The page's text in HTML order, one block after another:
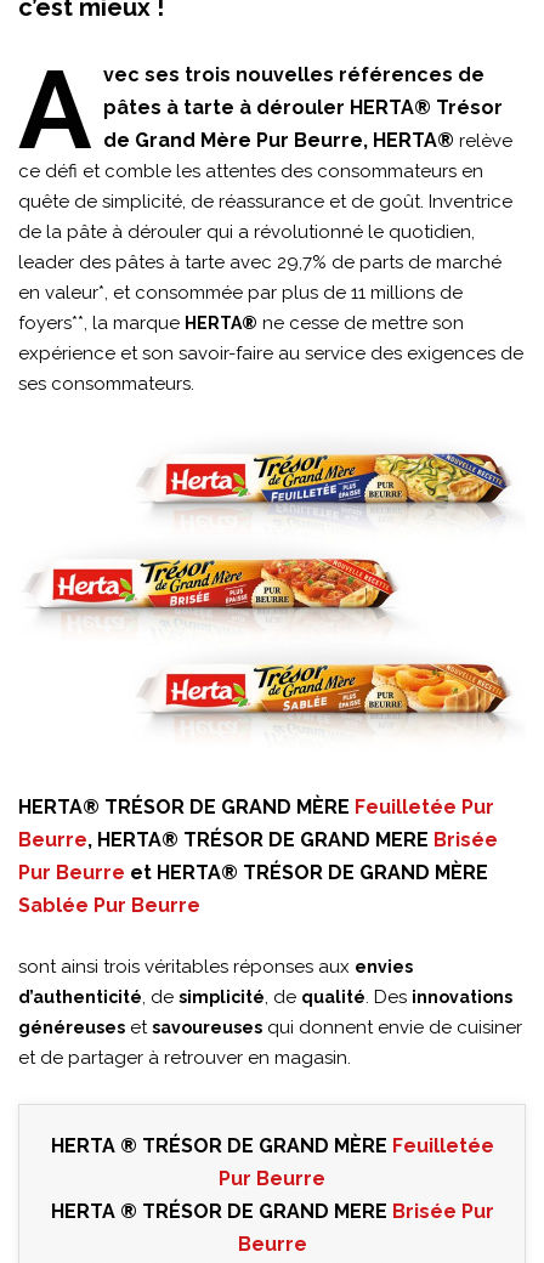
c’est mieux !
A vec ses trois nouvelles références de
pâtes à tarte à dérouler HERTA® Trésor
de Grand Mère Pur Beurre, HERTA® relève
ce défi et comble les attentes des consommateurs en
quête de simplicité, de réassurance et de goût. Inventrice
de la pâte à dérouler qui a révolutionné le quotidien,
leader des pâtes à tarte avec 29,7% de parts de marché
en valeur*, et consommée par plus de 11 millions de
foyers**, la marque HERTA® ne cesse de mettre son
expérience et son savoir-faire au service des exigences de
ses consommateurs.
HERTA® TRÉSOR DE GRAND MÈRE Feuilletée Pur
Beurre, HERTA® TRÉSOR DE GRAND MERE Brisée
Pur Beurre et HERTA® TRÉSOR DE GRAND MÈRE
Sablée Pur Beurre
sont ainsi trois véritables réponses aux envies
d’authenticité, de simplicité, de qualité. Des innovations
généreuses etsavoureuses qui donnent envie de cuisiner
et de partager à retrouver en magasin.
HERTA ® TRÉSOR DE GRAND MÈRE Feuilletée
Pur Beurre
HERTA ® TRÉSOR DE GRAND MERE Brisée Pur
Beurre